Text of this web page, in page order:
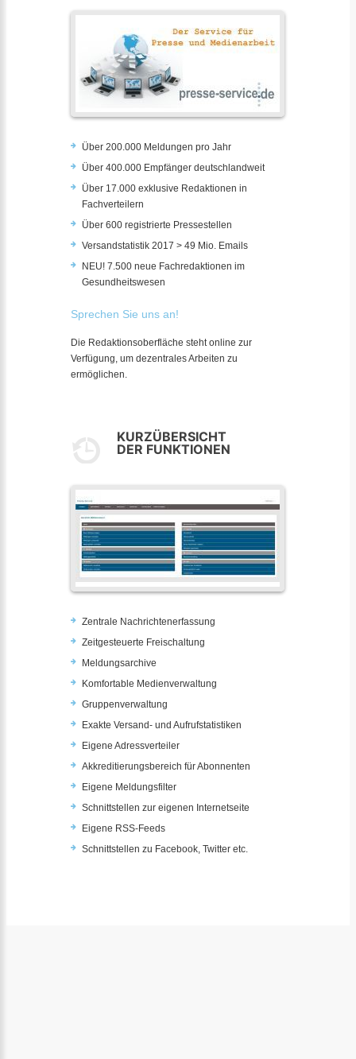
Über 200.000 Meldungen pro Jahr
Über 400.000 Empfänger deutschlandweit
Über 17.000 exklusive Redaktionen in
Fachverteilern
Über 600 registrierte Pressestellen
Versandstatistik 2017 > 49 Mio. Emails
NEU! 7.500 neue Fachredaktionen im
Gesundheitswesen
Sprechen Sie uns an!
Die Redaktionsoberfläche steht online zur
Verfügung, um dezentrales Arbeiten zu
ermöglichen.
KURZÜBERSICHT
DER FUNKTIONEN
Zentrale Nachrichtenerfassung
Zeitgesteuerte Freischaltung
Meldungsarchive
Komfortable Medienverwaltung
Gruppenverwaltung
Exakte Versand- und Aufrufstatistiken
Eigene Adressverteiler
Akkreditierungsbereich für Abonnenten
Eigene Meldungsfilter
Schnittstellen zur eigenen Internetseite
Eigene RSS-Feeds
Schnittstellen zu Facebook, Twitter etc.